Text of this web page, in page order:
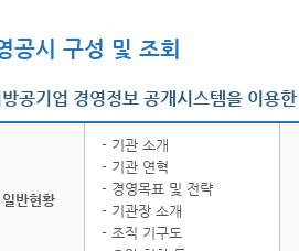
공시 구성 및 조회
공기업 경영정보 공개시스템을 이용
일반현황
- 기관 소개
- 기관 연혁
- 경영목표 및 전략
- 기관장 소개
- 조직 기구도